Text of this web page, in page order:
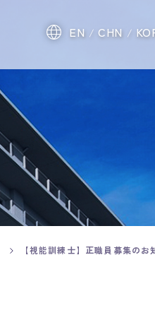
EN CHN
【視能訓練士】正職員募集のお